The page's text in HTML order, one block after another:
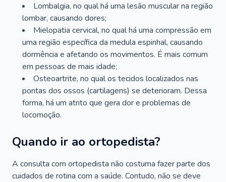
Lombalgia, no qual há uma lesão muscular na região
lombar, causando dores;
Mielopatia cervical, no qual há uma compressão em
uma região específica da medula espinhal, causando
dormência e afetando os movimentos. É mais comum
em pessoas de mais idade;
Osteoartrite, no qual os tecidos localizados nas
pontas dos ossos (cartilagens) se deterioram. Dessa
forma, há um atrito que gera dor e problemas de
locomoção.
Quando ir ao ortopedista?
A consulta com ortopedista não costuma fazer parte dos
cuidados de rotina com a saúde. Contudo, não se deve